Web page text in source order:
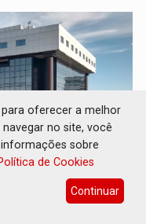
servidores
oferecer a melhor
no site, você
sobre
de Cookies
Continuar